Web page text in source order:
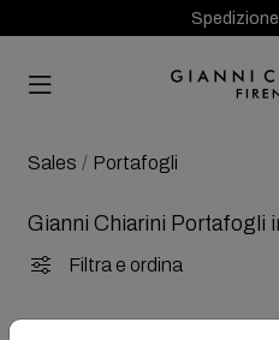
Sales Portafogli
Gianni Chiarini Portafogli
Filtra e ordina